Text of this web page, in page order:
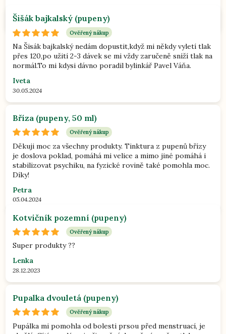
30.06.2024
Šišák bajkalský (pupeny)
Ověřený nákup
Na Šisák bajkalský nedám dopustit,když mi někdy vyletí tlak
přes 120,po užití 2-3 dávek se mi vždy zaručeně sníží tlak na
normál.To mi kdysi dávno poradil bylinkář Pavel Váňa.
Iveta
30.05.2024
Bříza (pupeny, 50 ml)
Ověřený nákup
Děkuji moc za všechny produkty. Tinktura z pupenů břízy
je doslova poklad, pomáhá mi velice a mimo jiné pomáhá i
stabilizovat psychiku, na fyzické rovině také pomohla moc.
Díky!
Petra
05.04.2024
Kotvičník pozemní (pupeny)
Ověřený nákup
Super produkty ??
Lenka
28.12.2023
Pupalka dvouletá (pupeny)
Ověřený nákup
Pupálka mi pomohla od bolesti prsou před menstruací, je